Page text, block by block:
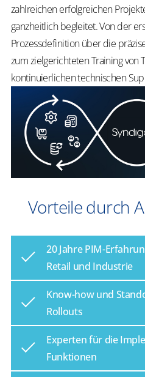
zahlreichen erfolgreichen
ganzheitlich begleitet. Von der
Prozessdefinition über die
zum zielgerichteten Training von
kontinuierlichen technischen
Vorteile durch
20 Jahre PIM-
Retail und Industrie
Know-how und
Rollouts
Experten für die
Funktionen